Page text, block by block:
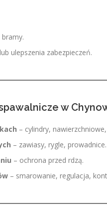
ulepszenia zabezpieczeń.
w
– cylindry,
– zawiasy, rygle, prowadnice.
– ochrona przed rdzą.
– smarowanie, regulacja,